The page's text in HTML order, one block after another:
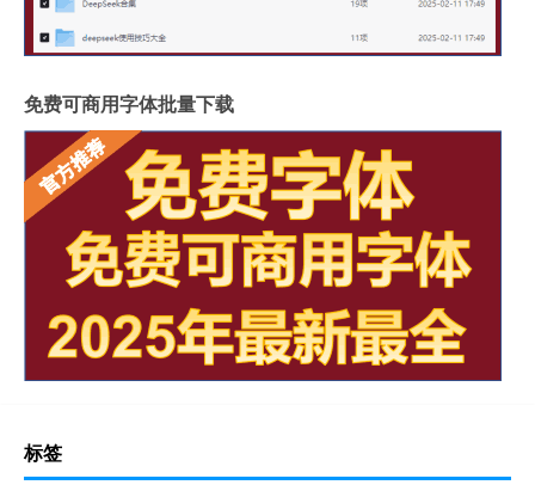
免费可商用字体批量下载
标签